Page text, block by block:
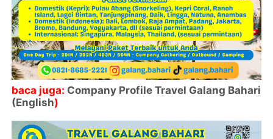
baca juga: Company Profile Travel Galang Bahari
(English)